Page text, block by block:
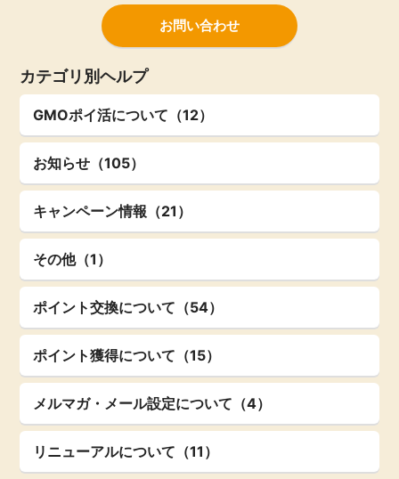
お問い合わせ
カテゴリ別ヘルプ
GMOポイ活について（12）
お知らせ（105）
キャンペーン情報（21）
その他（1）
ポイント交換について（54）
ポイント獲得について（15）
メルマガ・メール設定について（4）
リニューアルについて（11）